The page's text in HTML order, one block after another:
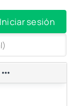
Iniciar sesión